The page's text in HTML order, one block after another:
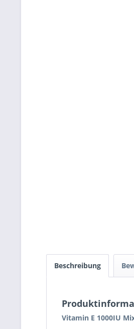
Beschreibung
Vitamin E 1000IU